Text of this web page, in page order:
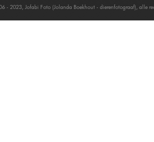
- 2023, Jofabi Foto (Jolanda Boekhout - dierenfotograaf), alle